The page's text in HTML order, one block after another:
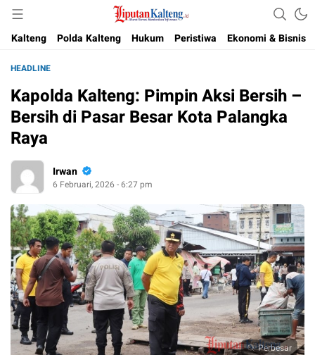
Liputan Kalteng
Akurat, Terpercaya & Independent
Kalteng
Polda Kalteng Hukum Peristiwa Ekonomi & Bisnis
HEADLINE
Kapolda Kalteng: Pimpin Aksi Bersih –
Bersih di Pasar Besar Kota Palangka
Raya
Irwan
6 Februari, 2026 - 6:27 pm
Perbesar